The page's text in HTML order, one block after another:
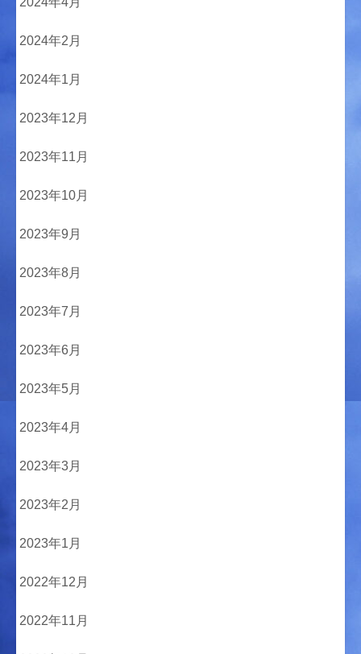
2024年2月
2024年1月
2023年12月
2023年11月
2023年10月
2023年9月
2023年8月
2023年7月
2023年6月
2023年5月
2023年4月
2023年3月
2023年2月
2023年1月
2022年12月
2022年11月